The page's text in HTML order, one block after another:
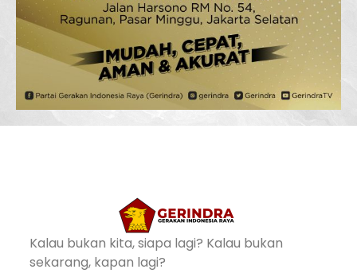
Kalau bukan kita, siapa lagi? Kalau bukan
sekarang, kapan lagi?